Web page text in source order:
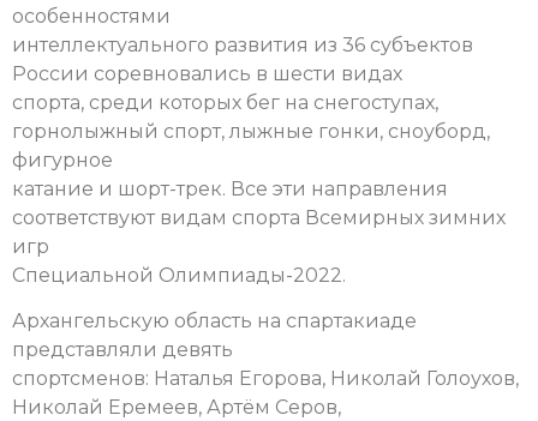
особенностями
интеллектуального развития из 36 субъектов
России соревновались в шести видах
спорта, среди которых бег на снегоступах,
горнолыжный спорт, лыжные гонки, сноуборд,
фигурное
катание и шорт-трек. Все эти направления
соответствуют видам спорта Всемирных зимних
игр
Специальной Олимпиады-2022.
Архангельскую область на спартакиаде
представляли девять
спортсменов: Наталья Егорова, Николай Голоухов,
Николай Еремеев, Артём Серов,